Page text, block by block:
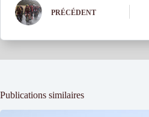
PRÉCÉDENT
Publications similaires